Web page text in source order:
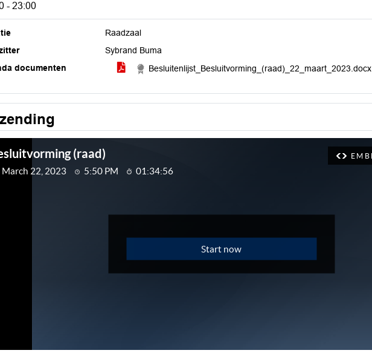
- 23:00
Raadzaal
Sybrand Buma
documenten
Besluitenlijst_Besluitvorming_(raad)_22_maart_2023.docx